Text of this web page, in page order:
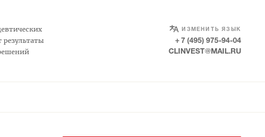
ИЗМЕНИТЬ ЯЗЫК
SELECT LANGUAGE
+ 7 (495) 975-94-04
CLINVEST@MAIL.RU